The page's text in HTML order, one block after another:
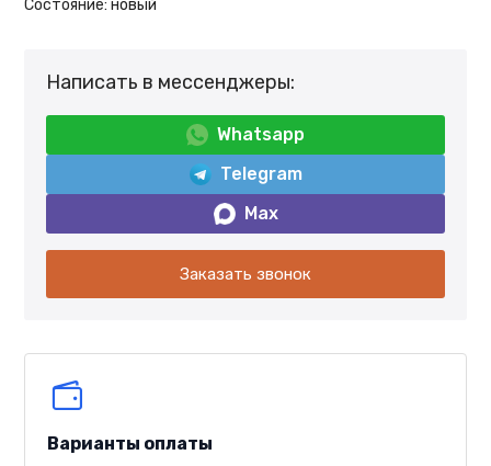
Состояние: новый
Написать в мессенджеры:
Whatsapp
Telegram
Max
Заказать звонок
Варианты оплаты